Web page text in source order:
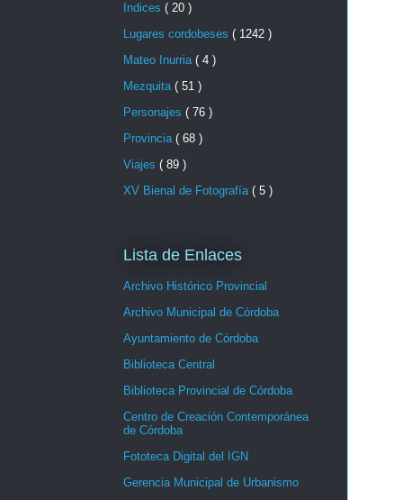
Indices ( 20 )
Lugares cordobeses ( 1242 )
Mateo Inurria ( 4 )
Mezquita ( 51 )
Personajes ( 76 )
Provincia ( 68 )
Viajes ( 89 )
XV Bienal de Fotografía ( 5 )
Lista de Enlaces
Archivo Histórico Provincial
Archivo Municipal de Córdoba
Ayuntamiento de Córdoba
Biblioteca Central
Biblioteca Provincial de Córdoba
Centro de Creación Contemporánea
de Córdoba
Fototeca Digital del IGN
Gerencia Municipal de Urbanismo